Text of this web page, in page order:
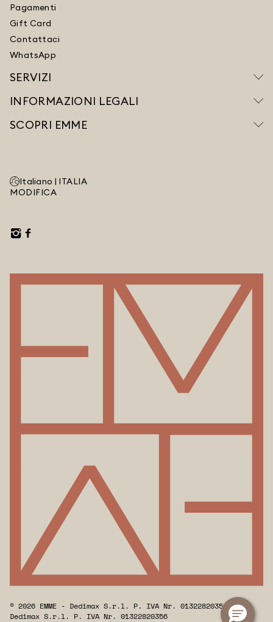
Pagamenti
Gift Card
Contattaci
WhatsApp
SERVIZI
INFORMAZIONI LEGALI
SCOPRI EMME
Italiano | ITALIA
MODIFICA
© 2026 EMME - Dedimax S.r.l. P. IVA Nr. 01322820356 -
Dedimax S.r.l. P. IVA Nr. 01322820356